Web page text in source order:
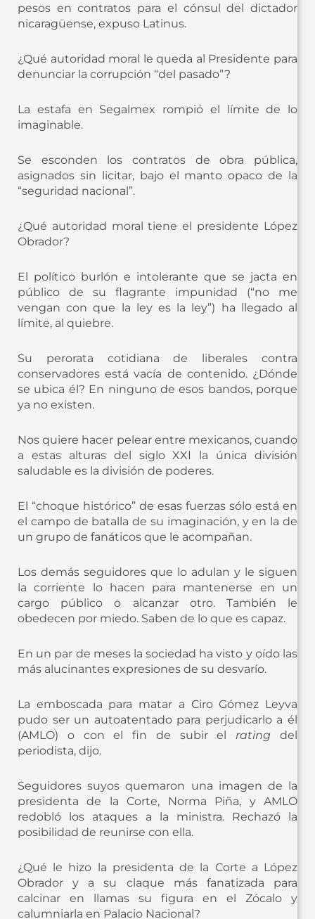
pesos en contratos para el cónsul del dictador
nicaragüense, expuso Latinus.
¿Qué autoridad moral le queda al Presidente para
denunciar la corrupción “del pasado”?
La estafa en Segalmex rompió el límite de lo
imaginable.
Se esconden los contratos de obra pública,
asignados sin licitar, bajo el manto opaco de la
“seguridad nacional”.
¿Qué autoridad moral tiene el presidente López
Obrador?
El político burlón e intolerante que se jacta en
público de su flagrante impunidad (“no me
vengan con que la ley es la ley”) ha llegado al
límite, al quiebre.
Su perorata cotidiana de liberales contra
conservadores está vacía de contenido. ¿Dónde
se ubica él? En ninguno de esos bandos, porque
ya no existen.
Nos quiere hacer pelear entre mexicanos, cuando
a estas alturas del siglo XXI la única división
saludable es la división de poderes.
El “choque histórico” de esas fuerzas sólo está en
el campo de batalla de su imaginación, y en la de
un grupo de fanáticos que le acompañan.
Los demás seguidores que lo adulan y le siguen
la corriente lo hacen para mantenerse en un
cargo público o alcanzar otro. También le
obedecen por miedo. Saben de lo que es capaz.
En un par de meses la sociedad ha visto y oído las
más alucinantes expresiones de su desvarío.
La emboscada para matar a Ciro Gómez Leyva
pudo ser un autoatentado para perjudicarlo a él
(AMLO) o con el fin de subir el ratingdel
periodista, dijo.
Seguidores suyos quemaron una imagen de la
presidenta de la Corte, Norma Piña, y AMLO
redobló los ataques a la ministra. Rechazó la
posibilidad de reunirse con ella.
¿Qué le hizo la presidenta de la Corte a López
Obrador y a su claque más fanatizada para
calcinar en llamas su figura en el Zócalo y
calumniarla en Palacio Nacional?